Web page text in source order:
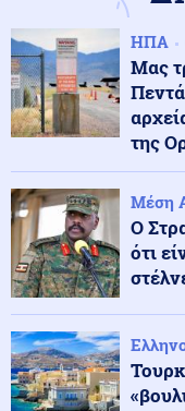
Αθλητισμός
Παγκόσμιο
800 μέτρα
Κοινωνία
Σχολεία: Τι
ΗΠΑ
Πυρετός στο
όπλα -
Υγεία
Ιός Δυτικού
ΗΠΑ
Μας
της
Μέση
Ο
ότι